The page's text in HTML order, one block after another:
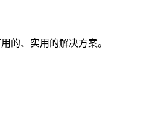
的、实用的解决方案。